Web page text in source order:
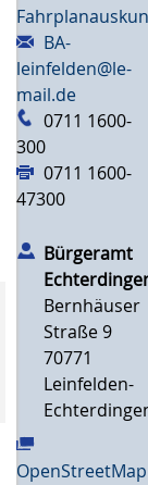
BA-
leinfelden@le-
mail.de
0711 1600-
300
0711 1600-
47300
Bürgeramt
Bernhäuser
Straße 9
70771
Leinfelden-
OpenStreetMap